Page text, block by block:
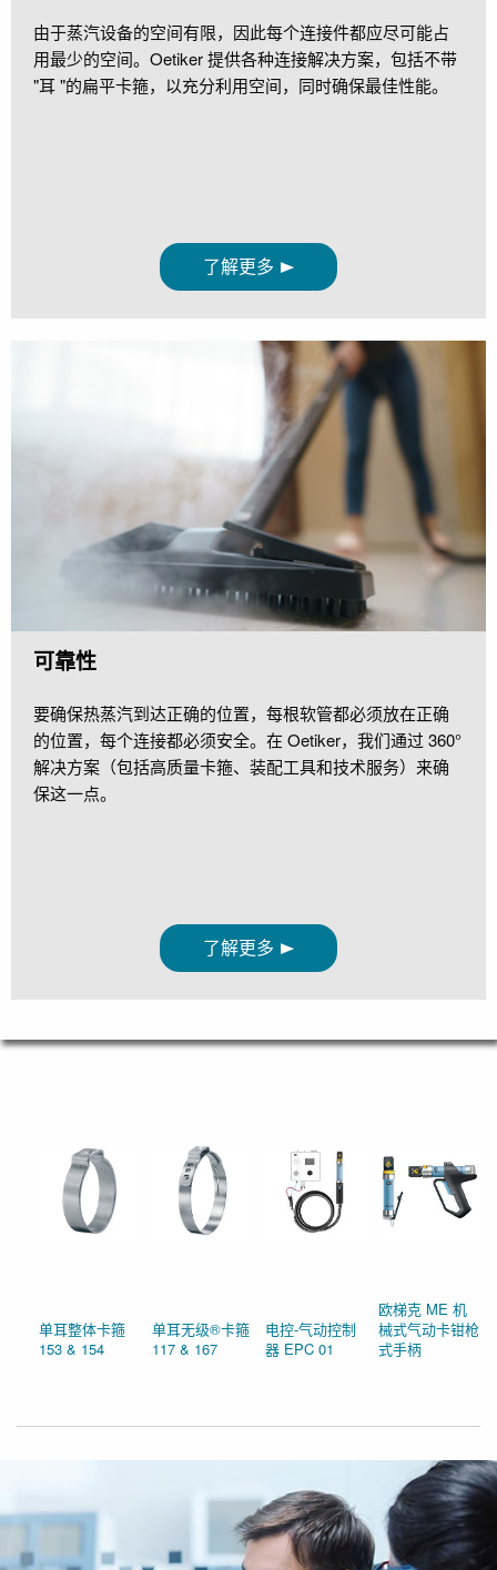
由于蒸汽设备的空间有限，因此每个连接件都应尽可能占
用最少的空间。Oetiker 提供各种连接解决方案，包括不带
"耳 "的扁平卡箍，以充分利用空间，同时确保最佳性能。
了解更多
可靠性
要确保热蒸汽到达正确的位置，每根软管都必须放在正确
的位置，每个连接都必须安全。在 Oetiker，我们通过 360°
解决方案（包括高质量卡箍、装配工具和技术服务）来确
保这一点。
了解更多
单耳整体卡箍
153 & 154
单耳无级®卡箍
117 & 167
电控-气动控制
器 EPC 01
欧梯克 ME 机
械式气动卡钳枪
式手柄